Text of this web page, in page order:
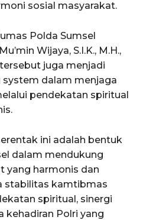
sosial masyarakat.
Polda Sumsel
Wijaya, S.I.K., M.H.,
juga menjadi
dalam menjaga
pendekatan spiritual
ini adalah bentuk
dalam mendukung
yang harmonis dan
stabilitas kamtibmas
spiritual, sinergi
kehadiran Polri yang